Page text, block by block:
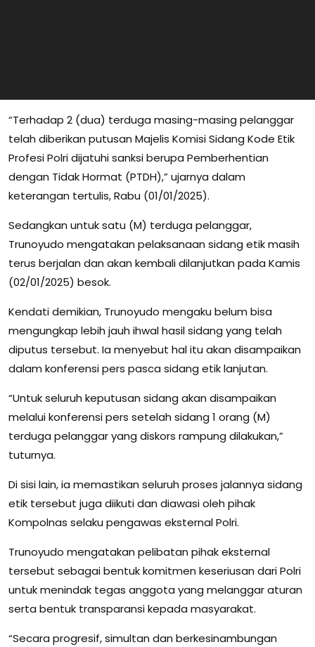
“Terhadap 2 (dua) terduga masing-masing pelanggar
telah diberikan putusan Majelis Komisi Sidang Kode Etik
Profesi Polri dijatuhi sanksi berupa Pemberhentian
dengan Tidak Hormat (PTDH),” ujarnya dalam
keterangan tertulis, Rabu (01/01/2025).
Sedangkan untuk satu (M) terduga pelanggar,
Trunoyudo mengatakan pelaksanaan sidang etik masih
terus berjalan dan akan kembali dilanjutkan pada Kamis
(02/01/2025) besok.
Kendati demikian, Trunoyudo mengaku belum bisa
mengungkap lebih jauh ihwal hasil sidang yang telah
diputus tersebut. Ia menyebut hal itu akan disampaikan
dalam konferensi pers pasca sidang etik lanjutan.
“Untuk seluruh keputusan sidang akan disampaikan
melalui konferensi pers setelah sidang 1 orang (M)
terduga pelanggar yang diskors rampung dilakukan,”
tuturnya.
Di sisi lain, ia memastikan seluruh proses jalannya sidang
etik tersebut juga diikuti dan diawasi oleh pihak
Kompolnas selaku pengawas eksternal Polri.
Trunoyudo mengatakan pelibatan pihak eksternal
tersebut sebagai bentuk komitmen keseriusan dari Polri
untuk menindak tegas anggota yang melanggar aturan
serta bentuk transparansi kepada masyarakat.
“Secara progresif, simultan dan berkesinambungan